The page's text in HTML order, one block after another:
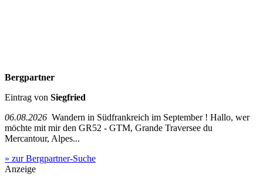
Bergpartner
Eintrag von Siegfried
06.08.2026 Wandern in Südfrankreich im September ! Hallo, wer
möchte mit mir den GR52 - GTM, Grande Traversee du
Mercantour, Alpes...
» zur Bergpartner-Suche
Anzeige